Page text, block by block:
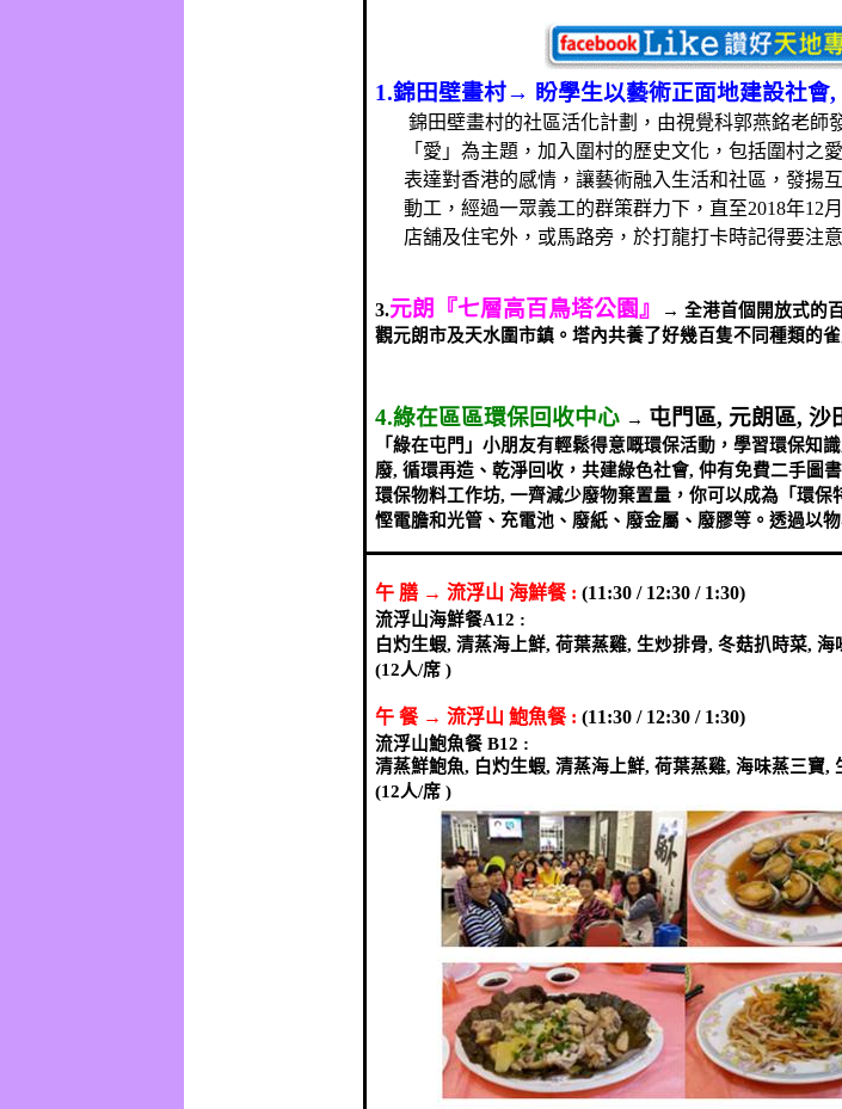
1.錦田壁畫村→ 盼學生以藝術正面地建設社會,
錦田壁畫村的社區活化計劃，由視覺科郭燕銘老師
「愛」為主題，加入圍村的歷史文化，包括圍村之
表達對香港的感情，讓藝術融入生活和社區，發揚
動工，經過一眾義工的群策群力下，直至2018年12
店舖及住宅外，或馬路旁，於打龍打卡時記得要注
3.元朗『七層高百鳥塔公園』 → 全港首個開放式的
觀元朗市及天水圍市鎮。塔內共養了好幾百隻不同種類的
4.綠在區區環保回收中心 → 屯門區, 元朗區, 沙
「綠在屯門」小朋友有輕鬆得意嘅環保活動，學習環保知
廢, 循環再造、乾淨回收，共建綠色社會, 仲有免費二手圖
環保物料工作坊, 一齊減少廢物棄置量，你可以成為「環保
慳電膽和光管、充電池、廢紙、廢金屬、廢膠等。透過以
午 膳 → 流浮山 海鮮餐: (11:30 / 12:30 / 1:30)
流浮山海鮮餐
白灼生蝦, 清蒸海上鮮, 荷葉蒸雞, 生炒排骨, 冬菇扒時菜, 海
(12人/席)
午 餐 → 流浮山 鮑魚餐: (11:30 / 12:30 / 1:30)
流浮山鮑魚餐
清蒸鮮鮑魚, 白灼生蝦, 清蒸海上鮮, 荷葉蒸雞, 海味蒸三寶,
(12人/席)